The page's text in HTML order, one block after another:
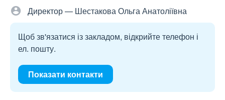
Директор — Шестакова Ольга Анатоліївна
Щоб зв'язатися із закладом, відкрийте телефон і
ел. пошту.
Показати контакти